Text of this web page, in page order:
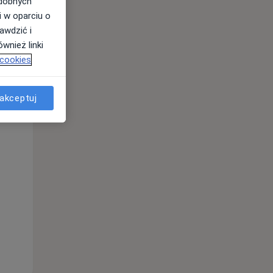
w oparciu o
i
linki